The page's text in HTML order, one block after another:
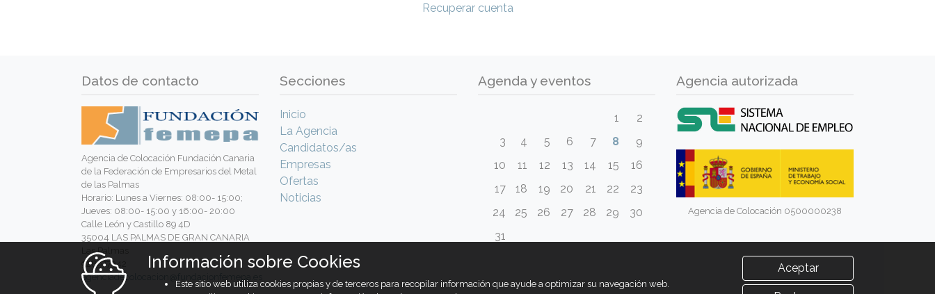
Recuperar cuenta
Datos de contacto
Agencia de Colocación Fundación Canaria
de la Federación de Empresarios del Metal
de las Palmas
Horario: Lunes a Viernes: 08:00- 15:00;
Jueves: 08:00- 15:00 y 16:00- 20:00
Calle León y Castillo 89 4D
35004 LAS PALMAS DE GRAN CANARIA
Las Palmas
928977342
agenciadecolocacion@fundacionfemepa.es
Secciones
Inicio
La Agencia
Candidatos/as
Empresas
Ofertas
Noticias
Agenda y eventos
1
2
3
4 5 6 7 8
9
10
11 12 13 14 15
16
17
18 19 20 21 22
23
24
25 26 27 28 29
30
31
Agencia autorizada
Agencia de Colocación 0500000238
Información sobre Cookies
Este sitio web utiliza cookies propias y de terceros para recopilar información que ayude a optimizar su navegación web.
Aceptar